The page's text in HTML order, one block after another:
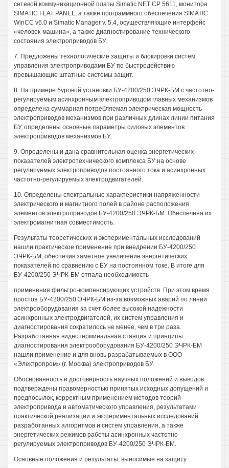
сетевой коммуникационной платы Simatic NET CP 5611, монитора
SIMATIC FLAT PANEL, а также программного обеспечения SIMATIC
WinCC v6.0 и Simatic Manager v. 5.4, осуществляющие интерфейс
«человек-машина», а также диагностирование технического
состояния электроприводов БУ.
7. Предложены технологические защиты и блокировки систем
управления электроприводами БУ по быстродействию
превышающие штатные системы защит.
8. На примере буровой установки БУ-4200/250 ЭЧРК-БМ с частотно-
регулируемым асинхронным электроприводом главных механизмов
определена суммарная потребляемая электрическая мощность
электроприводов механизмов при различных длинах линии питания
БУ, определены основные параметры силовых элементов
электроприводов механизмов БУ.
9. Определены и дана сравнительная оценка энергетических
показателей электротехнического комплекса БУ на основе
регулируемых электроприводов постоянного тока и асинхронных
частотно-регулируемых электродвигателей.
10. Определены спектральные характеристики напряженности
электрического и магнитного полей в районе расположения
элементов электроприводов БУ-4200/250 ЭЧРК-БМ. Обеспечена их
электромагнитная совместимость.
Результаты теоретических и экспериментальных исследований
нашли практическое применение при внедрении БУ-4200/250
ЭЧРК-БМ, обеспечив заметное увеличение энергетических
показателей по сравнению с БУ на постоянном токе. В итоге для
БУ-4200/250 ЭЧРК-БМ отпала необходимость
применения фильтро-компенсирующих устройств. При этом время
простоя БУ-4200/250 ЭЧРК-БМ из-за возможных аварий по линии
электрооборудования за счет более высокой надежности
асинхронных электродвигателей, их систем управления и
диагностирования сократилось не менее, чем в три раза.
Разработанная видеотерминальная станция и принципы
диагностирования электрооборудования БУ-4200/250 ЭЧРК-БМ
нашли применение и для вновь разрабатываемых в ООО
«Электропром» (г. Москва) электроприводов БУ.
Обоснованность и достоверность научных положений и выводов
подтверждены правомерностью принятых исходных допущений и
предпосылок, корректным применением методов теорий
электропривода и автоматического управления, результатами
практической реализации и экспериментальных исследований
разработанных алгоритмов и систем управления, а также
энергетических режимов работы асинхронных частотно-
регулируемых электроприводов БУ-4200/250 ЭЧРК-БМ.
Основные положения и результаты, выносимые на защиту: